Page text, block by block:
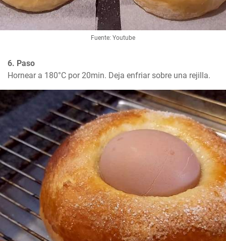
Fuente: Youtube
6. Paso
Hornear a 180°C por 20min. Deja enfriar sobre una rejilla.